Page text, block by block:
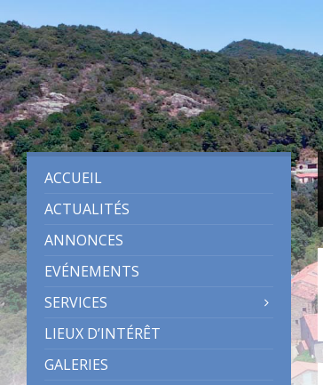
to
content
to
left
sidebar
to
right
sidebar
to
footer
ACCUEIL
ACTUALITÉS
ANNONCES
EVÉNEMENTS
SERVICES
LIEUX D’INTÉRÊT
GALERIES